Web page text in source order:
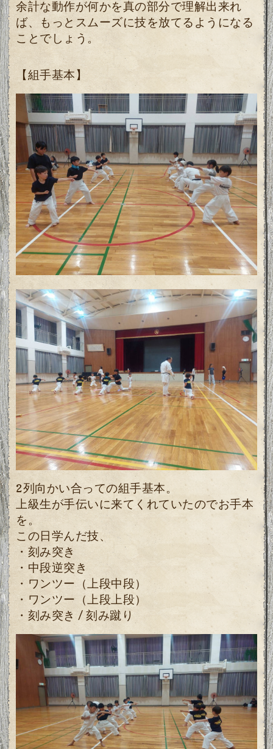
余計な動作が何かを真の部分で理解出来れ
ば、もっとスムーズに技を放てるようになる
ことでしょう。
【組手基本】
2列向かい合っての組手基本。
上級生が手伝いに来てくれていたのでお手本
を。
この日学んだ技、
・刻み突き
・中段逆突き
・ワンツー（上段中段）
・ワンツー（上段上段）
・刻み突き / 刻み蹴り